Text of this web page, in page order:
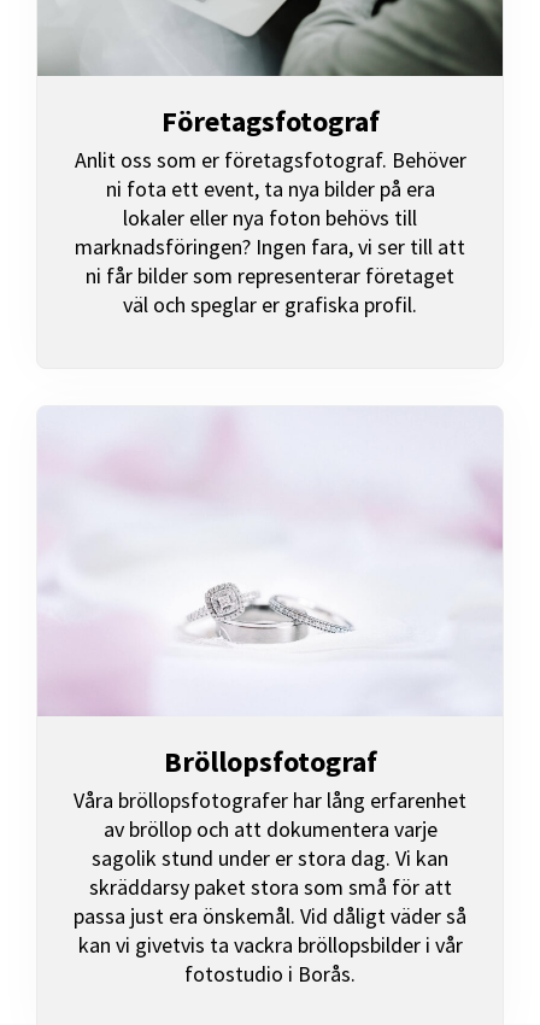
Företagsfotograf
Anlit oss som er företagsfotograf. Behöver
ni fota ett event, ta nya bilder på era
lokaler eller nya foton behövs till
marknadsföringen? Ingen fara, vi ser till att
ni får bilder som representerar företaget
väl och speglar er grafiska profil.
Bröllopsfotograf
Våra bröllopsfotografer har lång erfarenhet
av bröllop och att dokumentera varje
sagolik stund under er stora dag. Vi kan
skräddarsy paket stora som små för att
passa just era önskemål. Vid dåligt väder så
kan vi givetvis ta vackra bröllopsbilder i vår
fotostudio i Borås.